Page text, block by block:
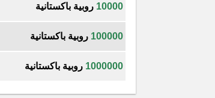
10000 روبية باكستانية
100000 روبية باكستانية
1000000 روبية باكستانية